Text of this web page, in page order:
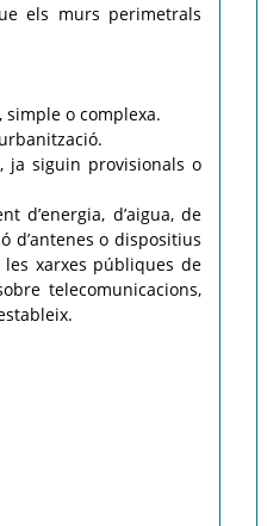
els murs perimetrals
o complexa.
ja siguin provisionals o
d’energia, d’aigua, de
d’antenes o dispositius
xarxes públiques de
telecomunicacions,